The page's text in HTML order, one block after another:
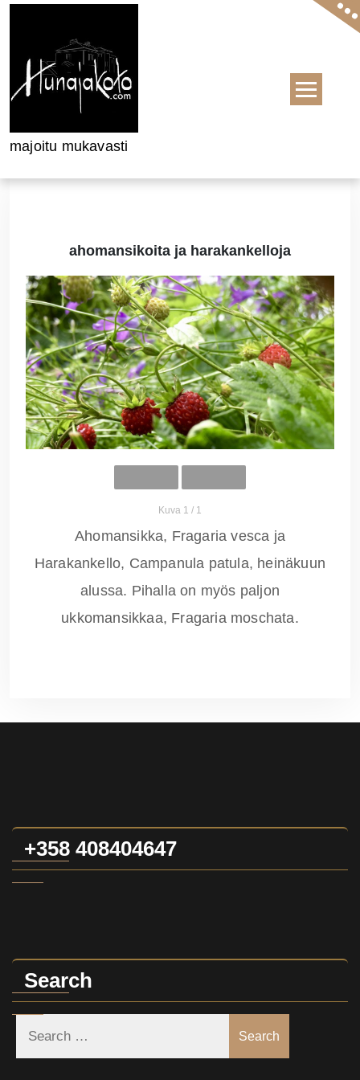
majoitu mukavasti
ahomansikoita ja harakankelloja
Kuva 1 / 1
Ahomansikka, Fragaria vesca ja
Harakankello, Campanula patula, heinäkuun
alussa. Pihalla on myös paljon
ukkomansikkaa, Fragaria moschata.
+358 408404647
Search
Search